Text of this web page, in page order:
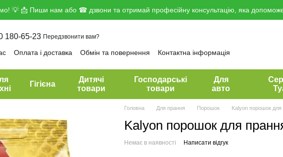
💡 📩 Пиши нам або ☎ дзвони та отримай професійну консультацію, яка допоможе
180-65-23 Передзвонити вам?
Оплата і доставка Обмін та повернення
Контактна інформація
Гігієна
Дитячі
товари
Господарські
товари
Для
авто
Головна Для прання Порошок Kalyon порошок для
Kalyon порошок для
Немає в наявності Написати відгук